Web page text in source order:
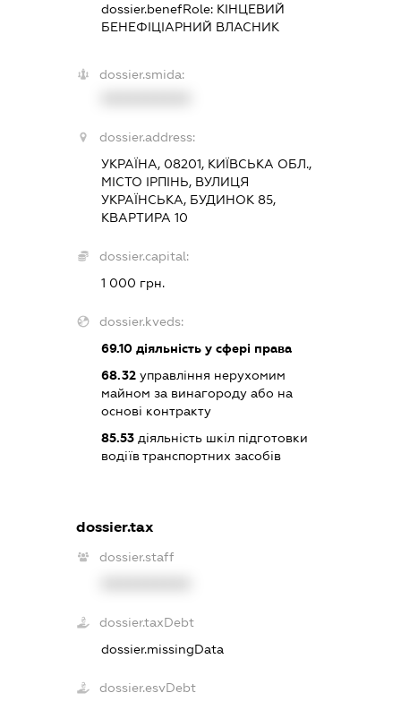
dossier.benefRole: КІНЦЕВИЙ
БЕНЕФІЦІАРНИЙ ВЛАСНИК
dossier.smida:
dossier.address:
УКРАЇНА, 08201, КИЇВСЬКА ОБЛ.,
МІСТО ІРПІНЬ, ВУЛИЦЯ
УКРАЇНСЬКА, БУДИНОК 85,
КВАРТИРА 10
dossier.capital:
1 000 грн.
dossier.kveds:
69.10діяльність у сфері права
68.32управління нерухомим
майном за винагороду або на
основі контракту
85.53діяльність шкіл підготовки
водіїв транспортних засобів
dossier.tax
dossier.staff
dossier.taxDebt
dossier.missingData
dossier.esvDebt